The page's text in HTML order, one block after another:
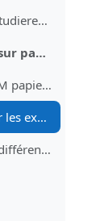
Eine Lehrperson oder Studierenden aus dem Kurs abmelden
Examens (en ligne et sur papier) - Prüfungen (Online und Offline)
Guide de l’activité « QCM papier »
Questions/réponses sur les examens en ligne avec Moodle - Fragen/Antworten zu Online Prüfungen mit Moodle
Cours de tests avec les différents types de question et un devoir - Testkurs mit allen Fragetypen und einer Aufgabe